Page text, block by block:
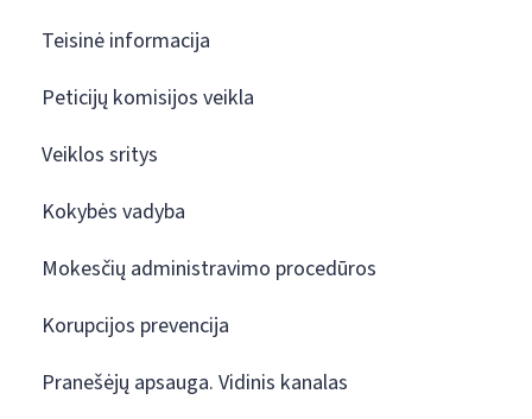
Teisinė informacija
Peticijų komisijos veikla
Veiklos sritys
Kokybės vadyba
Mokesčių administravimo procedūros
Korupcijos prevencija
Pranešėjų apsauga. Vidinis kanalas